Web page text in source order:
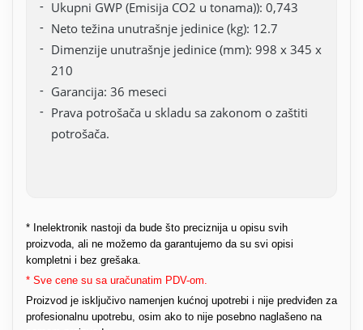
Ukupni GWP (Emisija CO2 u tonama)): 0,743
Neto težina unutrašnje jedinice (kg): 12.7
Dimenzije unutrašnje jedinice (mm): 998 x 345 x
210
Garancija: 36 meseci
Prava potrošača u skladu sa zakonom o zaštiti
potrošača.
* Inelektronik nastoji da bude što preciznija u opisu svih
proizvoda, ali ne možemo da garantujemo da su svi opisi
kompletni i bez grešaka.
* Sve cene su sa uračunatim PDV-om.
Proizvod je isključivo namenjen kućnoj upotrebi i nije predviđen za
profesionalnu upotrebu, osim ako to nije posebno naglašeno na